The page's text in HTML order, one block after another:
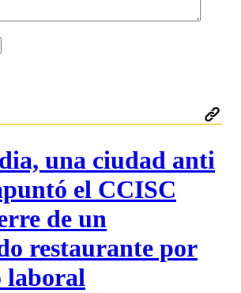
una ciudad anti
el CCISC
de un
restaurante por
laboral